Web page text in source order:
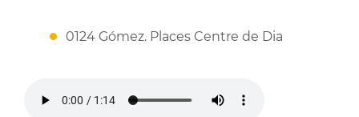
0124 Gómez. Places Centre de Dia